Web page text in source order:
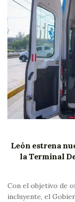
León estrena
la Terminal
Con el objetivo de
incluyente, el